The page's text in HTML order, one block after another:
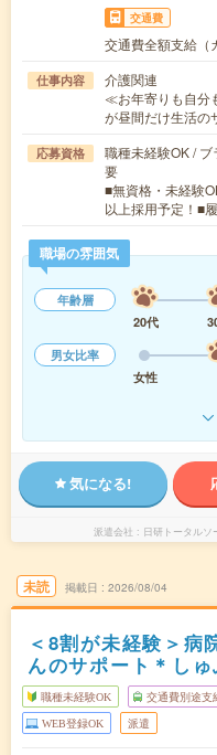
交通費
交通費全額支給（
仕事内容
介護関連
≪お年寄りも自分
が昼間だけ生活
応募資格
職種未経験OK /
要
■無資格・未経験
以上採用予定！■
職場の雰囲気
年齢層
20代
男女比率
女性
気になる!
派遣会社 日研トータル
未読 掲載日 2026/08/04
＜8割が未経験＞病
んのサポート＊しゅ
職種未経験OK 交通費別途支
WEB登録OK 派遣